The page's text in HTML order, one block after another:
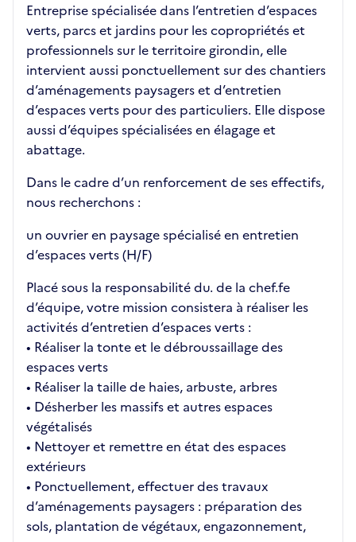
Entreprise spécialisée dans l’entretien d’espaces
verts, parcs et jardins pour les copropriétés et
professionnels sur le territoire girondin, elle
intervient aussi ponctuellement sur des chantiers
d’aménagements paysagers et d’entretien
d’espaces verts pour des particuliers. Elle dispose
aussi d’équipes spécialisées en élagage et
abattage.
Dans le cadre d’un renforcement de ses effectifs,
nous recherchons :
un ouvrier en paysage spécialisé en entretien
d’espaces verts (H/F)
Placé sous la responsabilité du. de la chef.fe
d’équipe, votre mission consistera à réaliser les
activités d’entretien d’espaces verts :
• Réaliser la tonte et le débroussaillage des
espaces verts
• Réaliser la taille de haies, arbuste, arbres
• Désherber les massifs et autres espaces
végétalisés
• Nettoyer et remettre en état des espaces
extérieurs
• Ponctuellement, effectuer des travaux
d’aménagements paysagers : préparation des
sols, plantation de végétaux, engazonnement,